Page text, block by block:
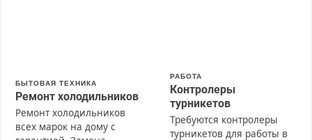
БЫТОВАЯ ТЕХНИКА
Ремонт холодильников
Ремонт холодильников
всех марок на дому с
РАБОТА
Контролеры
турникетов
Требуются контролеры
турникетов для работы в